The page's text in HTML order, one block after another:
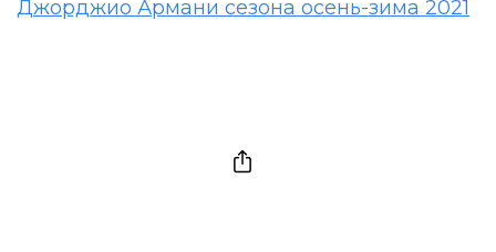
Джорджио Армани сезона осень-зима 2021